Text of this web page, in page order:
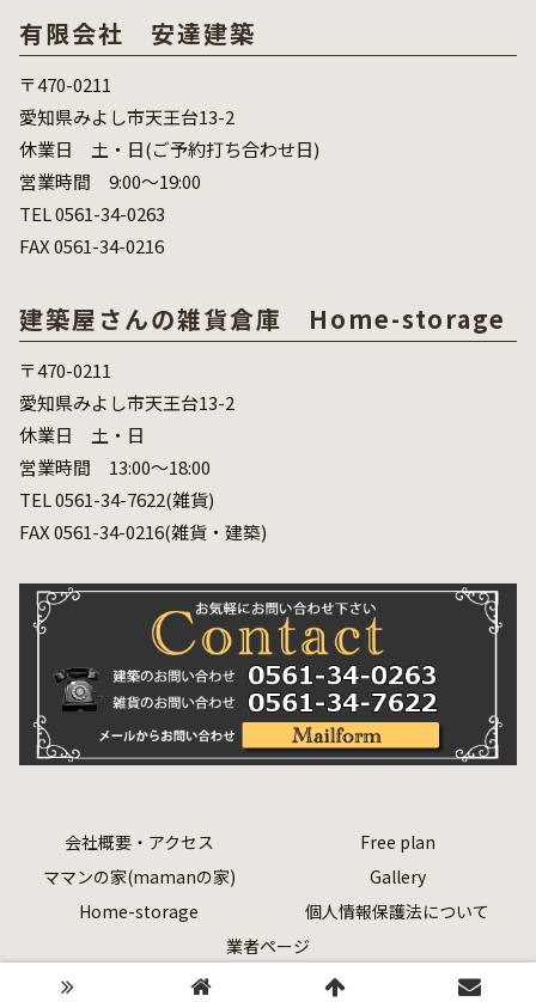
有限会社 安達建築
〒470-0211
愛知県みよし市天王台13-2
休業日 土・日(ご予約打ち合わせ日)
営業時間 9:00～19:00
TEL 0561-34-0263
FAX 0561-34-0216
建築屋さんの雑貨倉庫 Home-storage
〒470-0211
愛知県みよし市天王台13-2
休業日 土・日
営業時間 13:00～18:00
TEL 0561-34-7622(雑貨)
FAX 0561-34-0216(雑貨・建築)
会社概要・アクセス
Free plan
ママンの家(mamanの家)
Gallery
Home-storage
個人情報保護法について
業者ページ
Copyright © 2020 有限会社 安達建築 All Rights Reserved.